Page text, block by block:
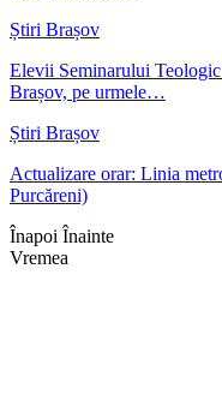
Știri Brașov
Elevii Seminarului
Brașov, pe urmele…
Știri Brașov
Actualizare orar: Linia
Purcăreni)
Înapoi Înainte
Vremea